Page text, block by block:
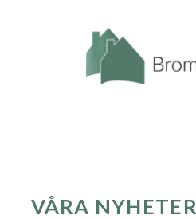
VÅRA NYHETER